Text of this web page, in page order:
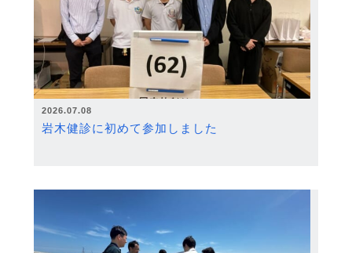
2026.07.08
岩木健診に初めて参加しました